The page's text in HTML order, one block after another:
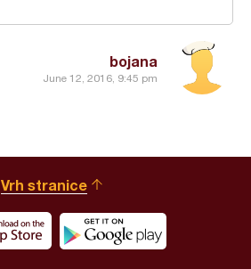
bojana
June 12, 2016, 9:45 pm
Vrh stranice